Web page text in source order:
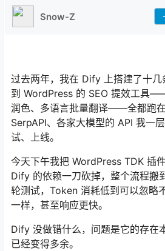
Snow-Z
过去两年，我在 Dify 上搭建了十
到 WordPress 的 SEO 提效工具
润色、多语言批量翻译——全都跑
SerpAPI、各家大模型的 API 我一
试、上线。
今天下午我把 WordPress TDK 插
Dify 的依赖一刀砍掉，整个流程搬
轮测试，Token 消耗低到可以忽略
一样，甚至响应更快。
Dify 没做错什么，问题是它的存在
已经变得多余。